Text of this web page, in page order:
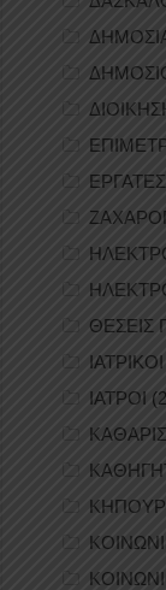
ΕΡΓΑΤΕΣ
ΘΕΣΕΙΣ
ΙΑΤΡΟΙ